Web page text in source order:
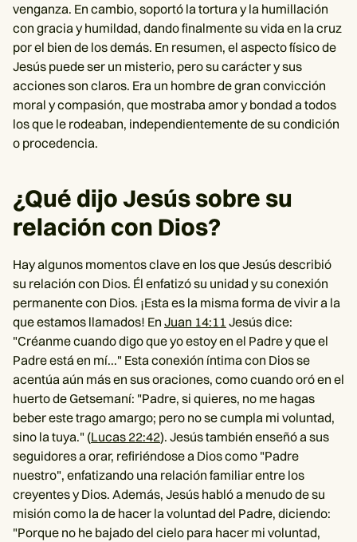
venganza. En cambio, soportó la tortura y la humillación
con gracia y humildad, dando finalmente su vida en la cruz
por el bien de los demás. En resumen, el aspecto físico de
Jesús puede ser un misterio, pero su carácter y sus
acciones son claros. Era un hombre de gran convicción
moral y compasión, que mostraba amor y bondad a todos
los que le rodeaban, independientemente de su condición
o procedencia.
¿Qué dijo Jesús sobre su
relación con Dios?
Hay algunos momentos clave en los que Jesús describió
su relación con Dios. Él enfatizó su unidad y su conexión
permanente con Dios. ¡Esta es la misma forma de vivir a la
que estamos llamados! En Juan 14:11 Jesús dice:
"Créanme cuando digo que yo estoy en el Padre y que el
Padre está en mí..." Esta conexión íntima con Dios se
acentúa aún más en sus oraciones, como cuando oró en el
huerto de Getsemaní: "Padre, si quieres, no me hagas
beber este trago amargo; pero no se cumpla mi voluntad,
sino la tuya." (Lucas 22:42). Jesús también enseñó a sus
seguidores a orar, refiriéndose a Dios como "Padre
nuestro", enfatizando una relación familiar entre los
creyentes y Dios. Además, Jesús habló a menudo de su
misión como la de hacer la voluntad del Padre, diciendo:
"Porque no he bajado del cielo para hacer mi voluntad,